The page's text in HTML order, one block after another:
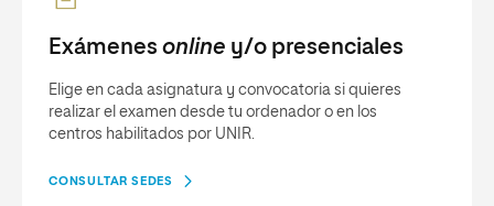
Exámenes online y/o presenciales
Elige en cada asignatura y convocatoria si quieres
realizar el examen desde tu ordenador o en los
centros habilitados por UNIR.
CONSULTAR SEDES